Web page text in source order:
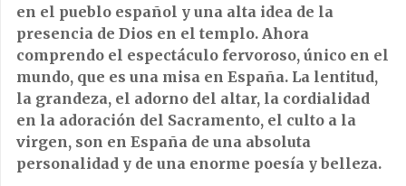
en el pueblo español y una alta idea de la
presencia de Dios en el templo. Ahora
comprendo el espectáculo fervoroso, único en el
mundo, que es una misa en España. La lentitud,
la grandeza, el adorno del altar, la cordialidad
en la adoración del Sacramento, el culto a la
virgen, son en España de una absoluta
personalidad y de una enorme poesía y belleza.